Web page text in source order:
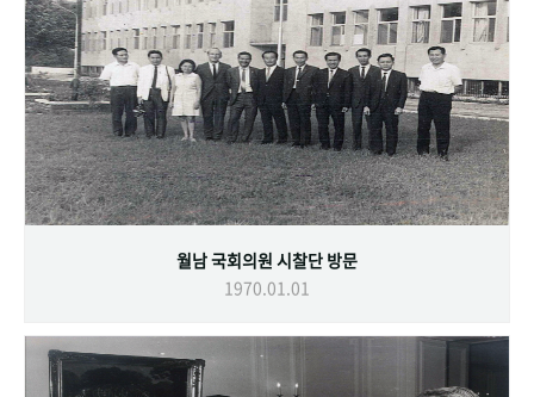
월남 국회의원 시찰단 방문
1970.01.01